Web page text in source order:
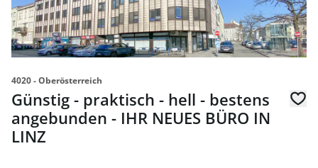
4020 - Oberösterreich
Günstig - praktisch - hell - bestens
angebunden - IHR NEUES BÜRO IN
LINZ